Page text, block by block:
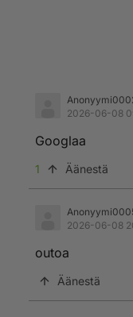
2026-06-08
Googlaa
1 Äänestä
2026-06-08
outoa
Äänestä